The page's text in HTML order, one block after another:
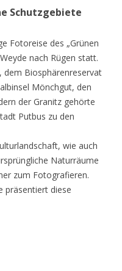
Schutzgebiete
Fotoreise des „Grünen
nach Rügen statt.
dem Biosphärenreservat
Mönchgut, den
der Granitz gehörte
Putbus zu den
wie auch
Naturräume
zum Fotografieren.
präsentiert diese